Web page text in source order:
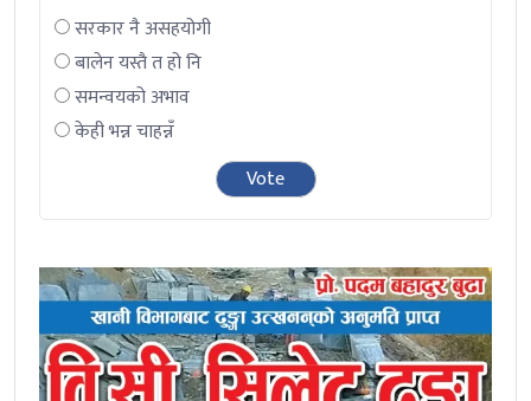
सरकार नै असहयोगी
बालेन यस्तै त हो नि
समन्वयको अभाव
केही भन्न चाहन्नँ